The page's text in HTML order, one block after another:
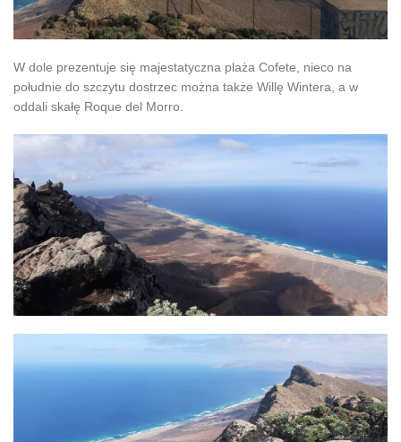
W dole prezentuje się majestatyczna plaża Cofete, nieco na
południe do szczytu dostrzec można także Willę Wintera, a w
oddali skałę Roque del Morro.